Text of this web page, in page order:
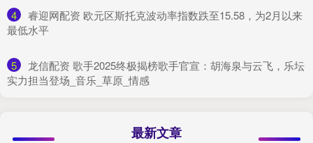
4
​睿迎网配资 欧元区斯托克波动率指数跌至15.58，为2月以来
最低水平
5
​龙信配资 歌手2025终极揭榜歌手官宣：胡海泉与云飞，乐坛
实力担当登场_音乐_草原_情感
最新文章